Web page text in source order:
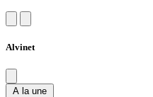
Alvinet
A la une